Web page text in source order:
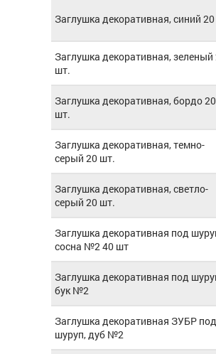
Заглушка декоративная, синий
Заглушка декоративная, зеленый
шт.
Заглушка декоративная, бордо 20
шт.
Заглушка декоративная, темно-
серый 20 шт.
Заглушка декоративная, светло-
серый 20 шт.
Заглушка декоративная под
сосна №2 40 шт
Заглушка декоративная под
бук №2
Заглушка декоративная ЗУБР под
шуруп, дуб №2